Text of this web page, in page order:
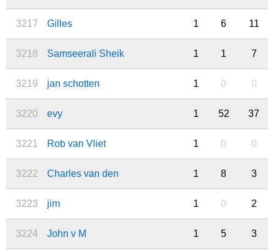
3217 Gilles 1 6 11
3218 Samseerali Sheik 1 1 7
3219 jan schotten 1 0 0
3220 evy 1 52 37
3221 Rob van Vliet 1 0 0
3222 Charles van den 1 8 3
3223 jim 1 0 2
3224 John v M 1 5 3